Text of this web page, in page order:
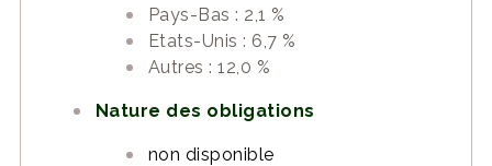
Pays-Bas : 2,1 %
Etats-Unis : 6,7 %
Autres : 12,0 %
Nature des obligations
non disponible